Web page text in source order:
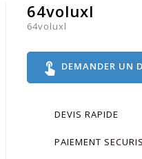
64voluxl
64voluxl
touch_app DEMANDER UN
DEVIS RAPIDE
PAIEMENT